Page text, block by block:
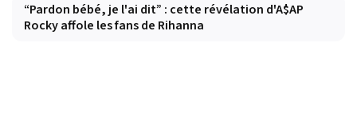
“Pardon bébé, je l'ai dit” : cette révélation d'A$AP
Rocky affole les fans de Rihanna